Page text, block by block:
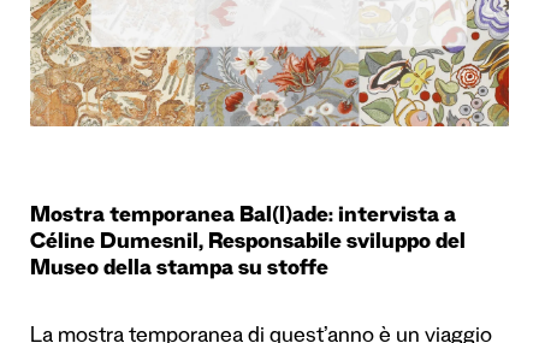
Mostra temporanea Bal(l)ade: intervista a
Céline Dumesnil, Responsabile sviluppo del
Museo della stampa su stoffe